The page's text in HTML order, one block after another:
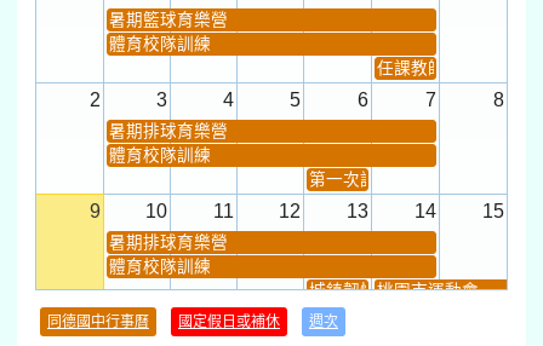
暑期籃球育樂營
體育校隊訓練
任課教師抽籤
2 3 4 5 6 7 8
暑期排球育樂營
體育校隊訓練
第一次課發會 (12:30~)
9 10 11 12 13 14 15
暑期排球育樂營
體育校隊訓練
城鎮韌性(防空)演習
桃園市運動會
同德國中行事曆 國定假日或補休 週次